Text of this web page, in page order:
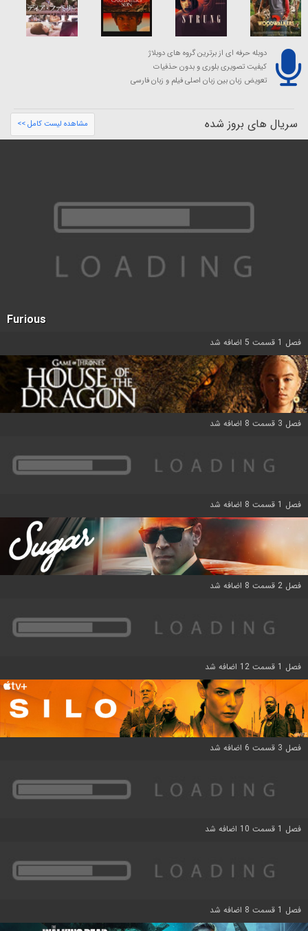
دوبله حرفه ای از برترین گروه های دوبلاژ
کیفیت تصویری بلوری و بدون حذفیات
تعویض زبان بین زبان اصلی فیلم و زبان فارسی
سریال های بروز شده مشاهده لیست کامل >>
Furious
فصل 1 قسمت 5 اضافه شد
فصل 3 قسمت 8 اضافه شد
فصل 1 قسمت 8 اضافه شد
فصل 2 قسمت 8 اضافه شد
فصل 1 قسمت 12 اضافه شد
فصل 3 قسمت 6 اضافه شد
فصل 1 قسمت 10 اضافه شد
فصل 1 قسمت 8 اضافه شد